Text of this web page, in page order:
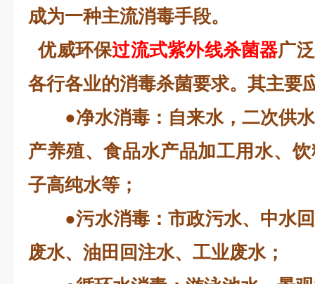
成为一种主流消毒手段。
优威环保过流式紫外线杀菌器广
各行各业的消毒杀菌要求。其主要
●净水消毒：自来水，二次供水
产养殖、食品水产品加工用水、
子高纯水等；
●污水消毒：市政污水、中水回
废水、油田回注水、工业废水；